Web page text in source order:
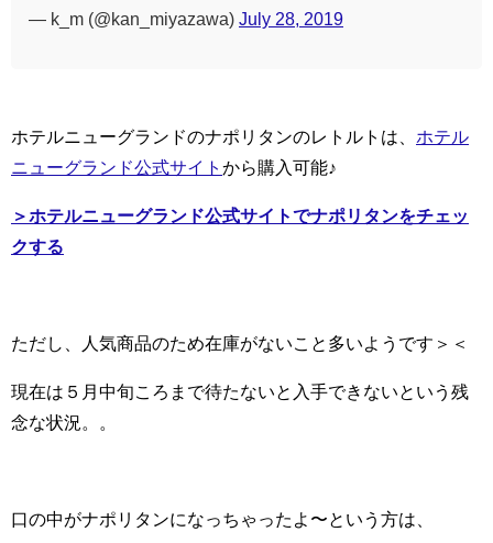
— k_m (@kan_miyazawa) July 28, 2019
ホテルニューグランドのナポリタンのレトルトは、 ホテル
ニューグランド公式サイト から購入可能♪
＞ホテルニューグランド公式サイトでナポリタンをチェッ
クする
ただし、人気商品のため在庫がないこと多いようです＞＜
現在は５月中旬ころまで待たないと入手できないという残
念な状況。。
口の中がナポリタンになっちゃったよ〜という方は、